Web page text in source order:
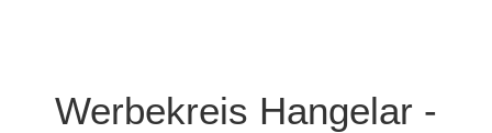
Werbekreis Hangelar -